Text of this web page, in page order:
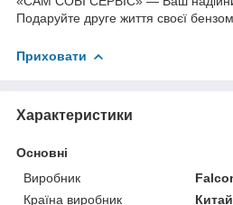
Подаруйте друге життя своєї
Приховати
Характеристики
Основні
Виробник
Країна виробник
Китай